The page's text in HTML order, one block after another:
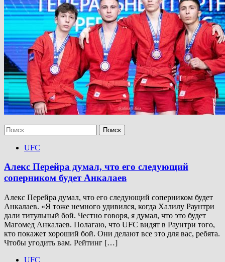
Найти:
UFC
Алекс Перейра думал, что его следующий
соперником будет Анкалаев
Алекс Перейра думал, что его следующий соперником будет
Анкалаев. «Я тоже немного удивился, когда Халилу Раунтри
дали титульный бой. Честно говоря, я думал, что это будет
Магомед Анкалаев. Полагаю, что UFC видят в Раунтри того,
кто покажет хороший бой. Они делают все это для вас, ребята.
Чтобы угодить вам. Рейтинг […]
UFC